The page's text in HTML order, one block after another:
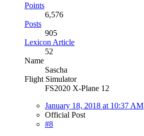
Points
6,576
Posts
905
Lexicon Article
52
Name
Sascha
Flight Simulator
FS2020 X-Plane 12
January 18, 2018 at 10:37 AM
Official Post
#8